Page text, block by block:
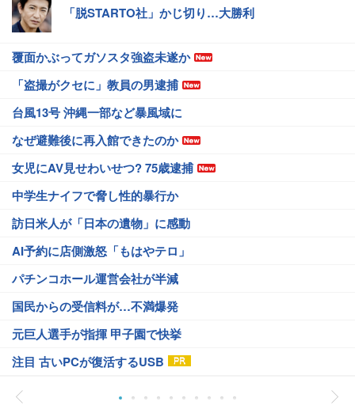
「脱STARTO社」かじ切り…大勝利
覆面かぶってガソスタ強盗未遂か
「盗撮がクセに」教員の男逮捕
台風13号 沖縄一部など暴風域に
なぜ避難後に再入館できたのか
女児にAV見せわいせつ? 75歳逮捕
中学生ナイフで脅し性的暴行か
訪日米人が「日本の遺物」に感動
AI予約に店側激怒「もはやテロ」
パチンコホール運営会社が半減
国民からの受信料が…不満爆発
元巨人選手が指揮 甲子園で快挙
注目 古いPCが復活するUSB